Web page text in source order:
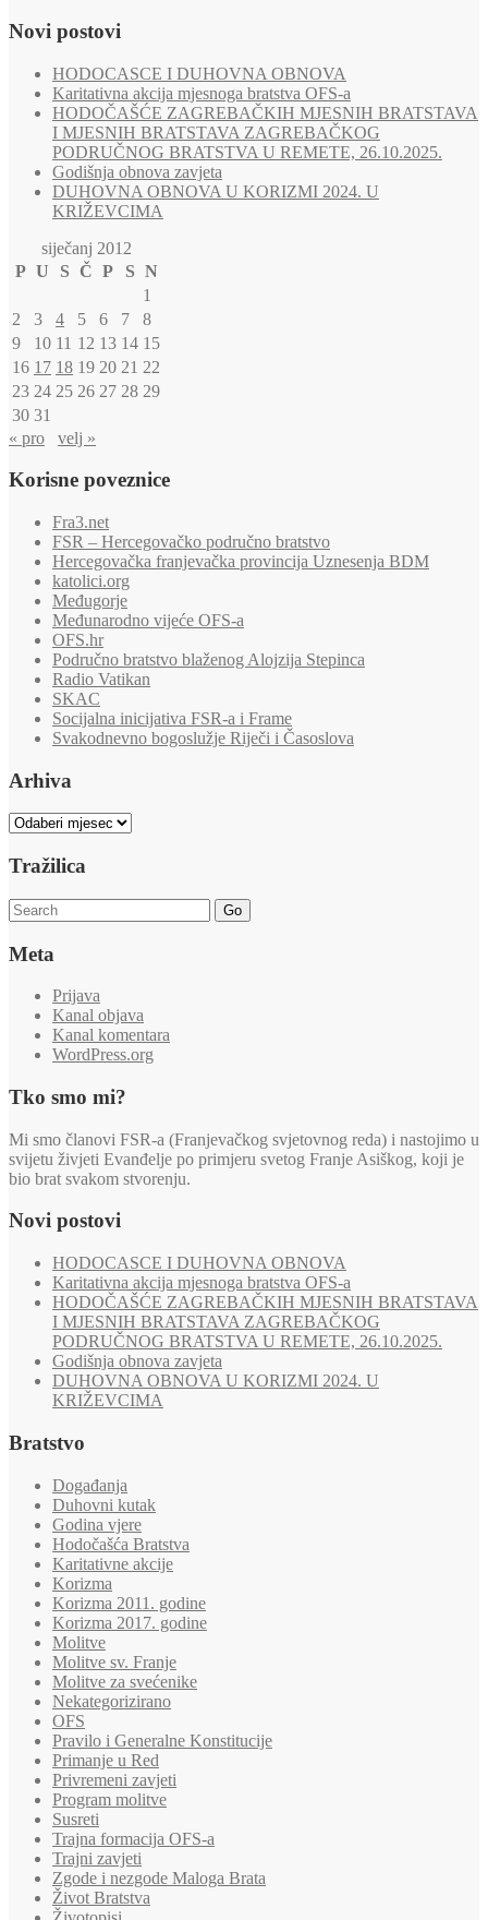
Novi postovi
HODOCASCE I DUHOVNA OBNOVA
Karitativna akcija mjesnoga bratstva OFS-a
HODOČAŠĆE ZAGREBAČKIH MJESNIH BRATSTAVA
I MJESNIH BRATSTAVA ZAGREBAČKOG
PODRUČNOG BRATSTVA U REMETE, 26.10.2025.
Godišnja obnova zavjeta
DUHOVNA OBNOVA U KORIZMI 2024. U
KRIŽEVCIMA
siječanj 2012
P U S Č P S N
1
2
3 4 5 6 7
8
9
10 11 12 13 14 15
16 17 18 19 20 21 22
23 24 25 26 27 28 29
30 31
« pro
velj »
Korisne poveznice
Fra3.net
FSR – Hercegovačko područno bratstvo
Hercegovačka franjevačka provincija Uznesenja BDM
katolici.org
Međugorje
Međunarodno vijeće OFS-a
OFS.hr
Područno bratstvo blaženog Alojzija Stepinca
Radio Vatikan
SKAC
Socijalna inicijativa FSR-a i Frame
Svakodnevno bogoslužje Riječi i Časoslova
Arhiva
Arhiva
Tražilica
Go
Meta
Prijava
Kanal objava
Kanal komentara
WordPress.org
Tko smo mi?
Mi smo članovi FSR-a (Franjevačkog svjetovnog reda) i nastojimo u
svijetu živjeti Evanđelje po primjeru svetog Franje Asiškog, koji je
bio brat svakom stvorenju.
Novi postovi
HODOCASCE I DUHOVNA OBNOVA
Karitativna akcija mjesnoga bratstva OFS-a
HODOČAŠĆE ZAGREBAČKIH MJESNIH BRATSTAVA
I MJESNIH BRATSTAVA ZAGREBAČKOG
PODRUČNOG BRATSTVA U REMETE, 26.10.2025.
Godišnja obnova zavjeta
DUHOVNA OBNOVA U KORIZMI 2024. U
KRIŽEVCIMA
Bratstvo
Događanja
Duhovni kutak
Godina vjere
Hodočašća Bratstva
Karitativne akcije
Korizma
Korizma 2011. godine
Korizma 2017. godine
Molitve
Molitve sv. Franje
Molitve za svećenike
Nekategorizirano
OFS
Pravilo i Generalne Konstitucije
Primanje u Red
Privremeni zavjeti
Program molitve
Susreti
Trajna formacija OFS-a
Trajni zavjeti
Zgode i nezgode Maloga Brata
Život Bratstva